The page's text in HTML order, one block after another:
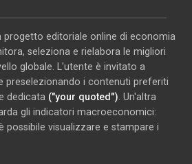
progetto editoriale online di economia
seleziona e rielabora le migliori
globale. L'utente è invitato a
preselezionando i contenuti preferiti
dedicata ("your quoted") . Un'altra
gli indicatori macroeconomici:
possibile visualizzare e stampare i